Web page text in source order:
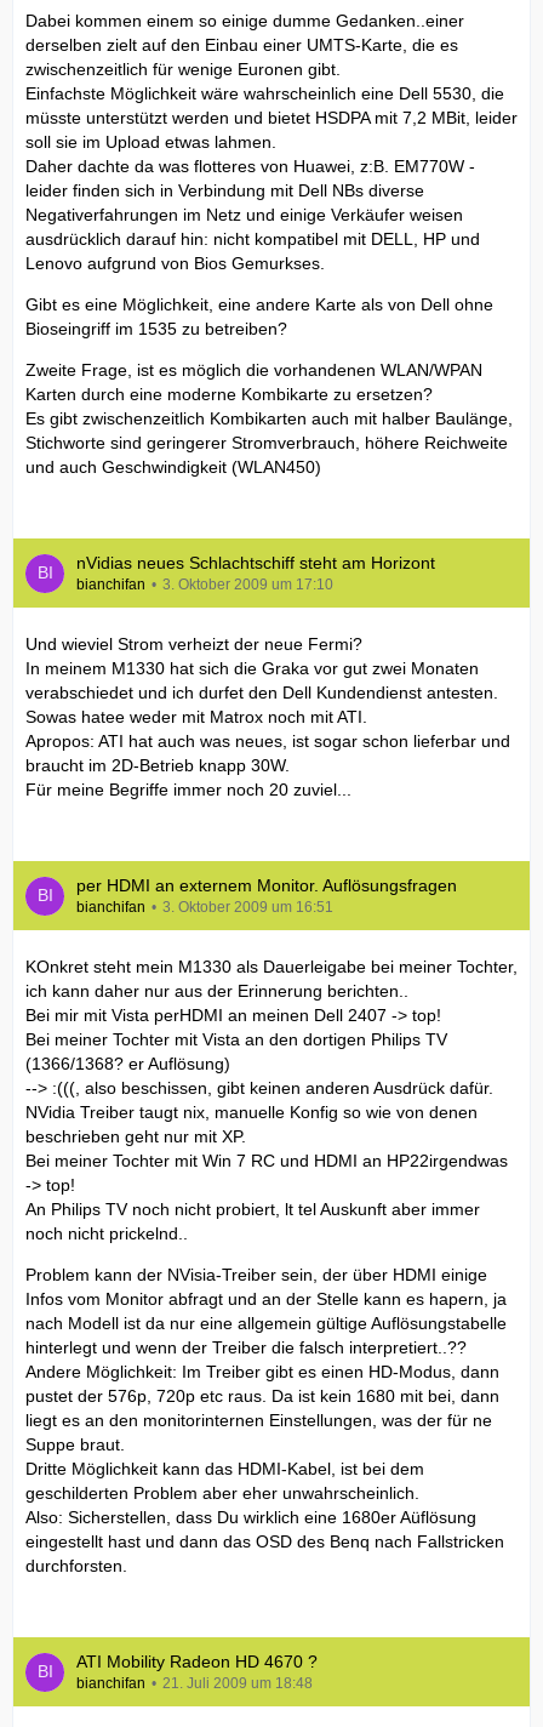
Dabei kommen einem so einige dumme Gedanken..einer
derselben zielt auf den Einbau einer UMTS-Karte, die es
zwischenzeitlich für wenige Euronen gibt.
Einfachste Möglichkeit wäre wahrscheinlich eine Dell 5530, die
müsste unterstützt werden und bietet HSDPA mit 7,2 MBit, leider
soll sie im Upload etwas lahmen.
Daher dachte da was flotteres von Huawei, z:B. EM770W -
leider finden sich in Verbindung mit Dell NBs diverse
Negativerfahrungen im Netz und einige Verkäufer weisen
ausdrücklich darauf hin: nicht kompatibel mit DELL, HP und
Lenovo aufgrund von Bios Gemurkses.
Gibt es eine Möglichkeit, eine andere Karte als von Dell ohne
Bioseingriff im 1535 zu betreiben?
Zweite Frage, ist es möglich die vorhandenen WLAN/WPAN
Karten durch eine moderne Kombikarte zu ersetzen?
Es gibt zwischenzeitlich Kombikarten auch mit halber Baulänge,
Stichworte sind geringerer Stromverbrauch, höhere Reichweite
und auch Geschwindigkeit (WLAN450)
nVidias neues Schlachtschiff steht am Horizont
bianchifan 3. Oktober 2009 um 17:10
Und wieviel Strom verheizt der neue Fermi?
In meinem M1330 hat sich die Graka vor gut zwei Monaten
verabschiedet und ich durfet den Dell Kundendienst antesten.
Sowas hatee weder mit Matrox noch mit ATI.
Apropos: ATI hat auch was neues, ist sogar schon lieferbar und
braucht im 2D-Betrieb knapp 30W.
Für meine Begriffe immer noch 20 zuviel...
per HDMI an externem Monitor. Auflösungsfragen
bianchifan 3. Oktober 2009 um 16:51
KOnkret steht mein M1330 als Dauerleigabe bei meiner Tochter,
ich kann daher nur aus der Erinnerung berichten..
Bei mir mit Vista perHDMI an meinen Dell 2407 -> top!
Bei meiner Tochter mit Vista an den dortigen Philips TV
(1366/1368? er Auflösung)
--> :(((, also beschissen, gibt keinen anderen Ausdrück dafür.
NVidia Treiber taugt nix, manuelle Konfig so wie von denen
beschrieben geht nur mit XP.
Bei meiner Tochter mit Win 7 RC und HDMI an HP22irgendwas
-> top!
An Philips TV noch nicht probiert, lt tel Auskunft aber immer
noch nicht prickelnd..
Problem kann der NVisia-Treiber sein, der über HDMI einige
Infos vom Monitor abfragt und an der Stelle kann es hapern, ja
nach Modell ist da nur eine allgemein gültige Auflösungstabelle
hinterlegt und wenn der Treiber die falsch interpretiert..??
Andere Möglichkeit: Im Treiber gibt es einen HD-Modus, dann
pustet der 576p, 720p etc raus. Da ist kein 1680 mit bei, dann
liegt es an den monitorinternen Einstellungen, was der für ne
Suppe braut.
Dritte Möglichkeit kann das HDMI-Kabel, ist bei dem
geschilderten Problem aber eher unwahrscheinlich.
Also: Sicherstellen, dass Du wirklich eine 1680er Aüflösung
eingestellt hast und dann das OSD des Benq nach Fallstricken
durchforsten.
ATI Mobility Radeon HD 4670 ?
bianchifan 21. Juli 2009 um 18:48